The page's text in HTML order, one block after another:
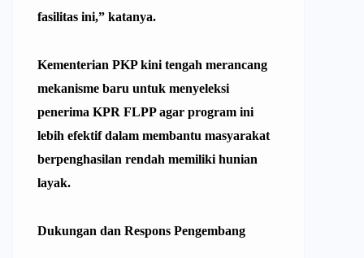
fasilitas ini,” katanya.
Kementerian PKPkini tengah merancang
mekanisme baru untuk menyeleksi
penerima KPR FLPPagar program ini
lebih efektif dalam membantu masyarakat
berpenghasilan rendah memiliki hunian
layak.
Dukungan dan Respons Pengembang